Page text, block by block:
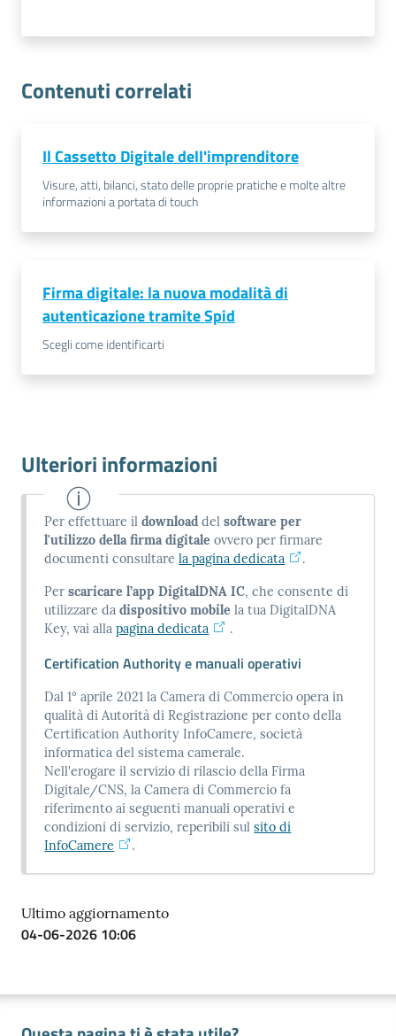
Contenuti correlati
Il Cassetto Digitale dell'imprenditore
Visure, atti, bilanci, stato delle proprie pratiche e molte altre
informazioni a portata di touch
Firma digitale: la nuova modalità di
autenticazione tramite Spid
Scegli come identificarti
Ulteriori informazioni
Per effettuare ildownload delsoftware per
l'utilizzo della firma digitale ovvero per firmare
documenti consultarela pagina dedicata .
Perscaricare l’app DigitalDNA IC, che consente di
utilizzare dadispositivo mobile la tua DigitalDNA
Key, vai allapagina dedicata .
Certification Authority e manuali operativi
Dal 1° aprile 2021 la Camera di Commercio opera in
qualità di Autorità di Registrazione per conto della
Certification Authority InfoCamere, società
informatica del sistema camerale.
Nell'erogare il servizio di rilascio della Firma
Digitale/CNS, la Camera di Commercio fa
riferimento ai seguenti manuali operativi e
condizioni di servizio, reperibili sulsito di
InfoCamere
.
Ultimo aggiornamento
04-06-2026 10:06